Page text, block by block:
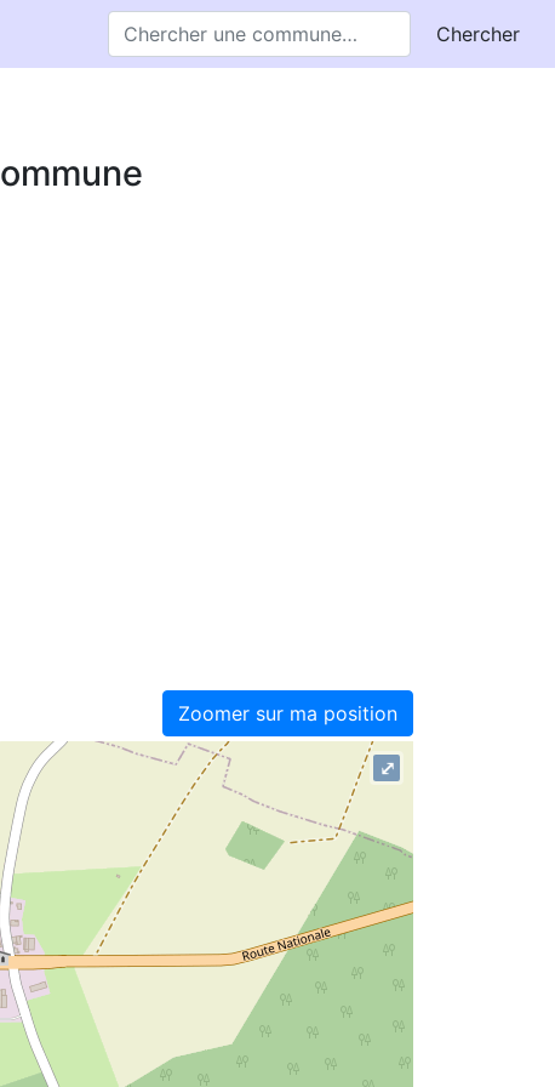
Chercher
Zoomer sur ma position
⤢